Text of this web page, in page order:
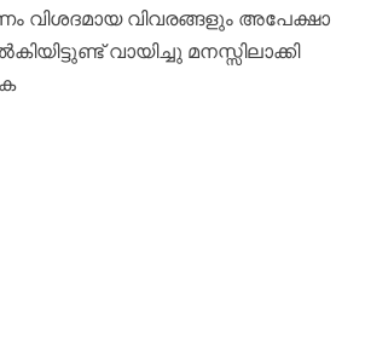
വിവരങ്ങളും അപേക്ഷാ
വായിച്ചു മനസ്സിലാക്കി